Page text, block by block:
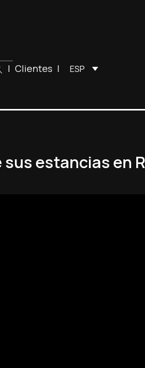
| Clientes | ESP
estancias en